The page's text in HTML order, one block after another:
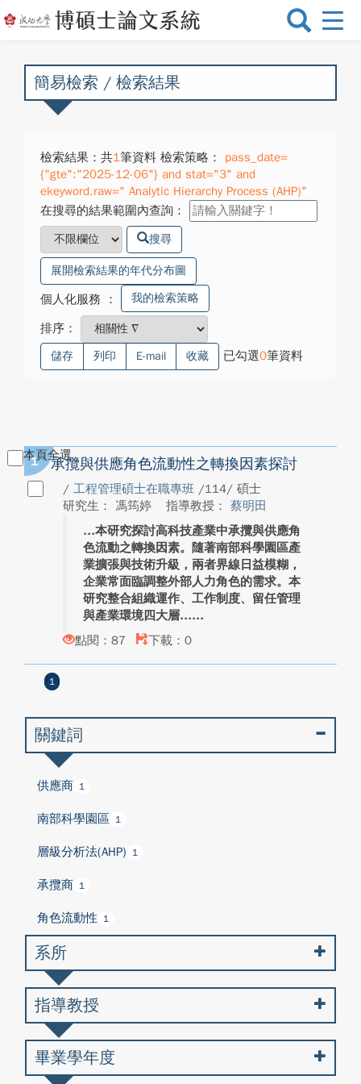
選
換
簡易檢索 / 檢索結果
檢索結果：共1筆資料 檢索策略：
pass_date=
{"gte":"2025-12-06"} and stat="3" and
ekeyword.raw=" Analytic Hierarchy Process (AHP)"
在搜尋的結果範圍內查詢：
搜尋
展開檢索結果的年代分布圖
個人化服務 ： 我的檢索策略
排序：
儲存 列印 E-mail 收藏 已勾選0筆資料
本頁全選
1 承攬與供應角色流動性之轉換因素探討
/ 工程管理碩士在職專班 /114/ 碩士
研究生： 馮筠婷
指導教授： 蔡明田
本研究探討高科技產業中承攬與供應角
色流動之轉換因素。隨著南部科學園區產
業擴張與技術升級，兩者界線日益模糊，
企業常面臨調整外部人力角色的需求。本
研究整合組織運作、工作制度、留任管理
與產業環境四大層...
點閱：87
下載：0
1
關鍵詞
供應商 1
南部科學園區 1
層級分析法(AHP) 1
承攬商 1
角色流動性 1
系所
指導教授
畢業學年度